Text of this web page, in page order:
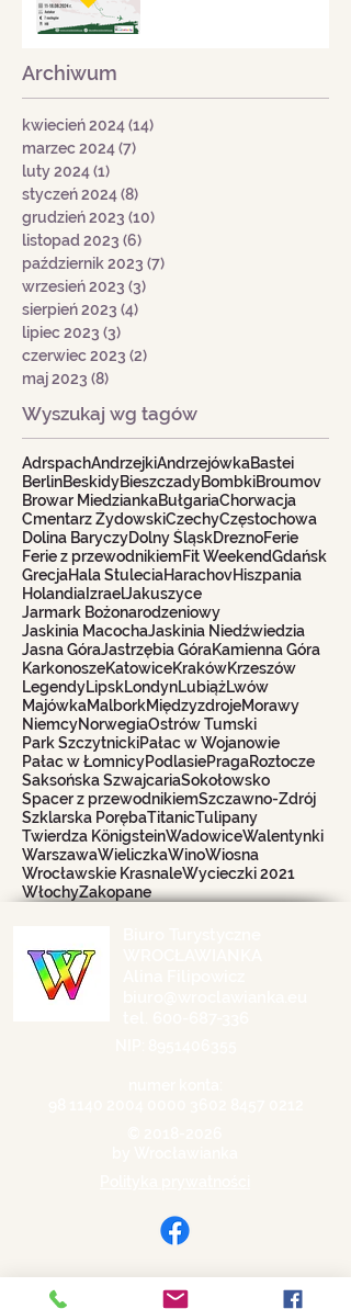
Archiwum
kwiecień 2024(14)
marzec 2024(7)
luty 2024(1)
styczeń 2024(8)
grudzień 2023 (10)
listopad 2023 (6)
październik 2023 (7)
wrzesień 2023 (3)
sierpień 2023 (4)
lipiec 2023 (3)
czerwiec 2023 (2)
maj 2023 (8)
Wyszukaj wg tagów
AdrspachAndrzejkiAndrzejówkaBastei
BerlinBeskidyBieszczadyBombkiBroumov
Browar MiedziankaBułgariaChorwacja
Cmentarz ŻydowskiCzechyCzęstochowa
Dolina BaryczyDolny ŚląskDreznoFerie
Ferie z przewodnikiemFit WeekendGdańsk
GrecjaHala StuleciaHarachovHiszpania
Holandia IzraelJakuszyce
Jarmark Bożonarodzeniowy
Jaskinia MacochaJaskinia Niedźwiedzia
Jasna GóraJastrzębia GóraKamienna Góra
KarkonoszeKatowiceKrakówKrzeszów
LegendyLipskLondynLubiążLwów
MajówkaMalborkMiędzyzdrojeMorawy
NiemcyNorwegiaOstrów Tumski
Park SzczytnickiPałac w Wojanowie
Pałac w ŁomnicyPodlasiePragaRoztocze
Saksońska SzwajcariaSokołowsko
Spacer z przewodnikiemSzczawno-Zdrój
Szklarska PorębaTitanicTulipany
Twierdza KönigsteinWadowiceWalentynki
WarszawaWieliczkaWinoWiosna
Wrocławskie KrasnaleWycieczki 2021
WłochyZakopane